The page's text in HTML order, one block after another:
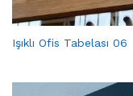
Işıklı Ofis Tabelası 06